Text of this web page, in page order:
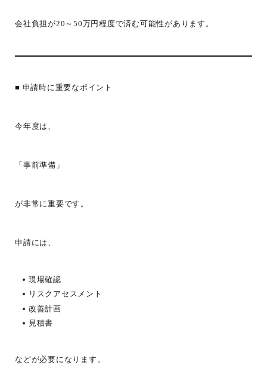
会社負担が20～50万円程度で済む可能性があります。
■ 申請時に重要なポイント
今年度は、
「事前準備」
が非常に重要です。
申請には、
現場確認
リスクアセスメント
改善計画
見積書
などが必要になります。